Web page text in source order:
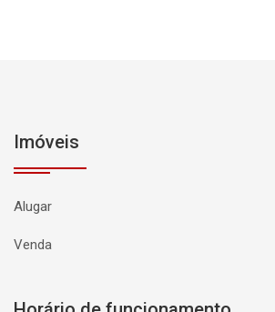
Imóveis
Alugar
Venda